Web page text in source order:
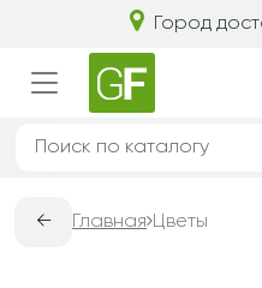
Город
← Главная Цветы